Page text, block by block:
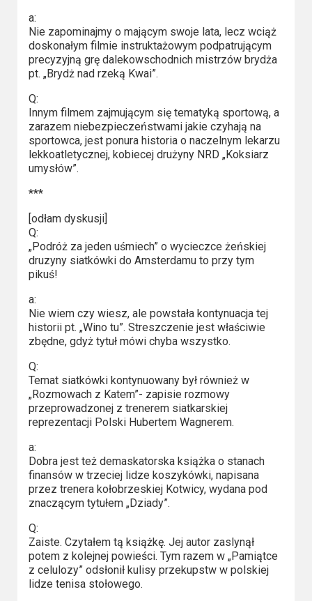
a:
Nie zapominajmy o mającym swoje lata, lecz wciąż
doskonałym filmie instruktażowym podpatrującym
precyzyjną grę dalekowschodnich mistrzów brydża
pt. „Brydż nad rzeką Kwai”.
Q:
Innym filmem zajmującym się tematyką sportową, a
zarazem niebezpieczeństwami jakie czyhają na
sportowca, jest ponura historia o naczelnym lekarzu
lekkoatletycznej, kobiecej drużyny NRD „Koksiarz
umysłów”.
***
[odłam dyskusji]
Q:
„Podróż za jeden uśmiech” o wycieczce żeńskiej
druzyny siatkówki do Amsterdamu to przy tym
pikuś!
a:
Nie wiem czy wiesz, ale powstała kontynuacja tej
historii pt. „Wino tu”. Streszczenie jest właściwie
zbędne, gdyż tytuł mówi chyba wszystko.
Q:
Temat siatkówki kontynuowany był również w
„Rozmowach z Katem”- zapisie rozmowy
przeprowadzonej z trenerem siatkarskiej
reprezentacji Polski Hubertem Wagnerem.
a:
Dobra jest też demaskatorska książka o stanach
finansów w trzeciej lidze koszykówki, napisana
przez trenera kołobrzeskiej Kotwicy, wydana pod
znaczącym tytułem „Dziady”.
Q:
Zaiste. Czytałem tą książkę. Jej autor zaslynął
potem z kolejnej powieści. Tym razem w „Pamiątce
z celulozy” odsłonił kulisy przekupstw w polskiej
lidze tenisa stołowego.